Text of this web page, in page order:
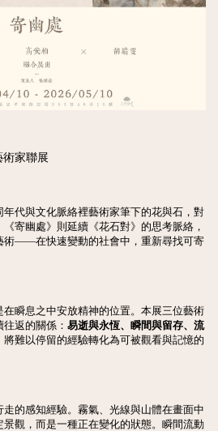
術家聯展
代與文化脈絡裡藝術家筆下的花與石，對
寄幽處》則延續《花石對》的思考脈絡，
術——在快速變動的社會中，重新尋找可寄
在瞬息之中安放精神的位置。本展三位藝術
返的關係： 易逝與永恆、瞬間與留存、流
難以停留的經驗轉化為可被觀看與記憶的
的感知經驗。霧氣、光線與山體在畫面中
觀，而是一種正在變化的狀態。瞬間流動